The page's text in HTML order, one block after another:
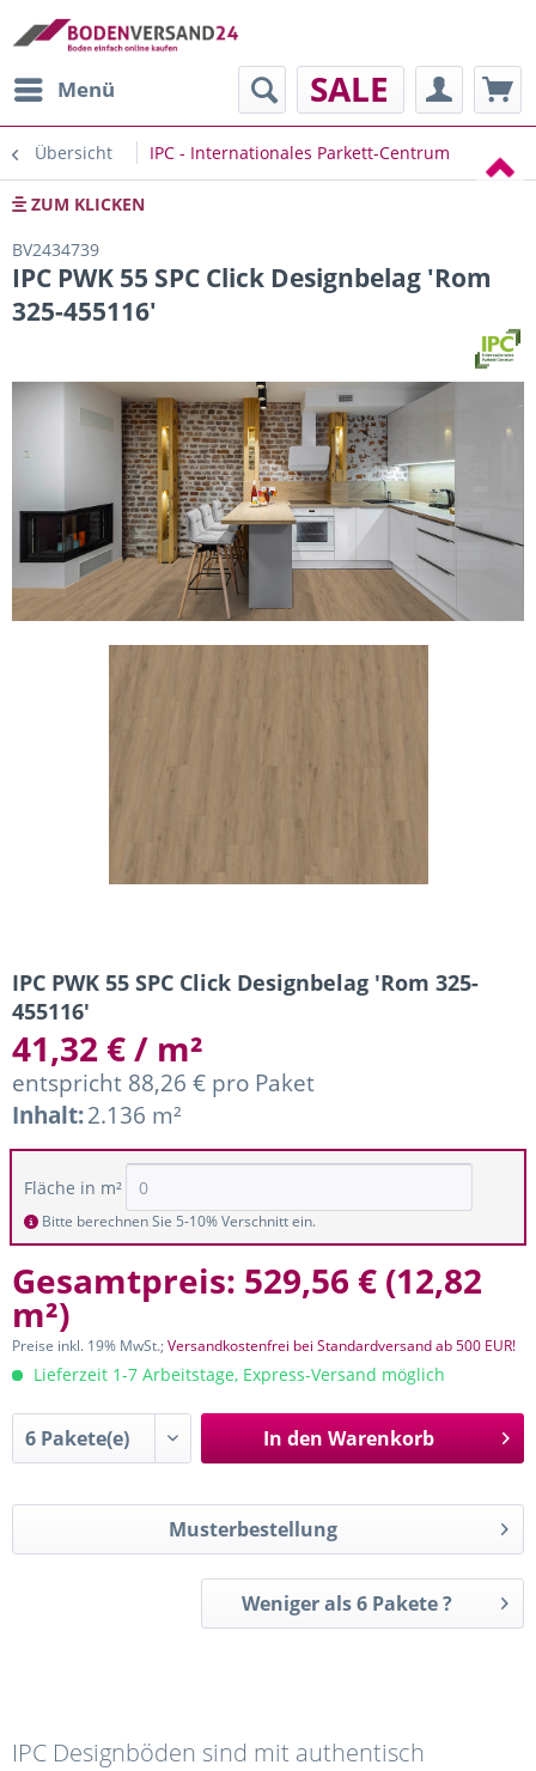
Menü SALE
Übersicht IPC - Internationales Parkett-Centrum
ZUM KLICKEN
BV2434739
IPC PWK 55 SPC Click Designbelag 'Rom
325-455116'
IPC PWK 55 SPC Click Designbelag 'Rom 325-
455116'
41,32 € / m²
entspricht 88,26 € pro Paket
Inhalt:2.136 m²
Fläche in m²
Bitte berechnen Sie 5-10% Verschnitt ein.
Gesamtpreis: 529,56 € (12,82
m²)
Preise inkl. 19% MwSt.;Versandkostenfrei bei Standardversand ab 500 EUR!
Lieferzeit 1-7 Arbeitstage, Express-Versand möglich
In den Warenkorb
Musterbestellung
Weniger als 6 Pakete ?
IPC Designböden sind mit authentisch